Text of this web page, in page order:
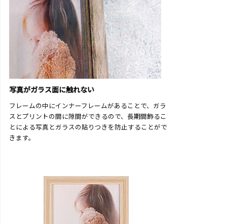
写真がガラス面に触れない
フレームの中にインナーフレームがあることで、ガラ
スとプリントの間に隙間ができるので、長期間飾るこ
とによる写真とガラスの貼りつきを防止することがで
きます。